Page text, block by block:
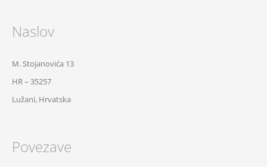
Naslov
M. Stojanovića 13
HR – 35257
Lužani, Hrvatska
Povezave